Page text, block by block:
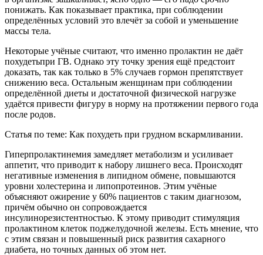
понижать. Как показывает практика, при соблюдении
определённых условий это влечёт за собой и уменьшение
массы тела.
Некоторые учёные считают, что именно пролактин не даёт
похудетьпри ГВ. Однако эту точку зрения ещё предстоит
доказать, так как только в 5% случаев гормон препятствует
снижению веса. Остальным женщинам при соблюдении
определённой диеты и достаточной физической нагрузке
удаётся привести фигуру в норму на протяжении первого года
после родов.
Статья по теме: Как похудеть при грудном вскармливании.
Гиперпролактинемия замедляет метаболизм и усиливает
аппетит, что приводит к набору лишнего веса. Происходят
негативные изменения в липидном обмене, повышаются
уровни холестерина и липопротеинов. Этим учёные
объясняют ожирение у 60% пациентов с таким диагнозом,
причём обычно он сопровождается
инсулинорезистентностью. К этому приводит стимуляция
пролактином клеток поджелудочной железы. Есть мнение, что
с этим связан и повышенный риск развития сахарного
диабета, но точных данных об этом нет.